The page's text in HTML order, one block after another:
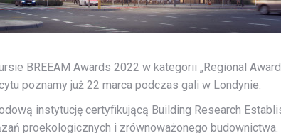
BREEAM Awards 2022 w kategorii „Regional
poznamy już 22 marca podczas gali w Londynie.
instytucję certyfikującą Building Research
proekologicznych i zrównoważonego budownictwa.